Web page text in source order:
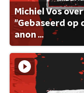
Michiel Vos
"Gebaseerd op
anon ...